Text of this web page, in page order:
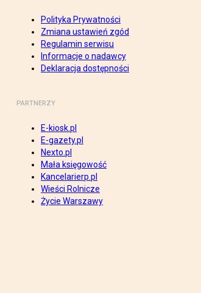
Polityka Prywatności
Zmiana ustawień zgód
Regulamin serwisu
Informacje o nadawcy
Deklaracja dostępności
PARTNERZY
E-kiosk.pl
E-gazety.pl
Nexto.pl
Mała księgowość
Kancelarierp.pl
Wieści Rolnicze
Życie Warszawy